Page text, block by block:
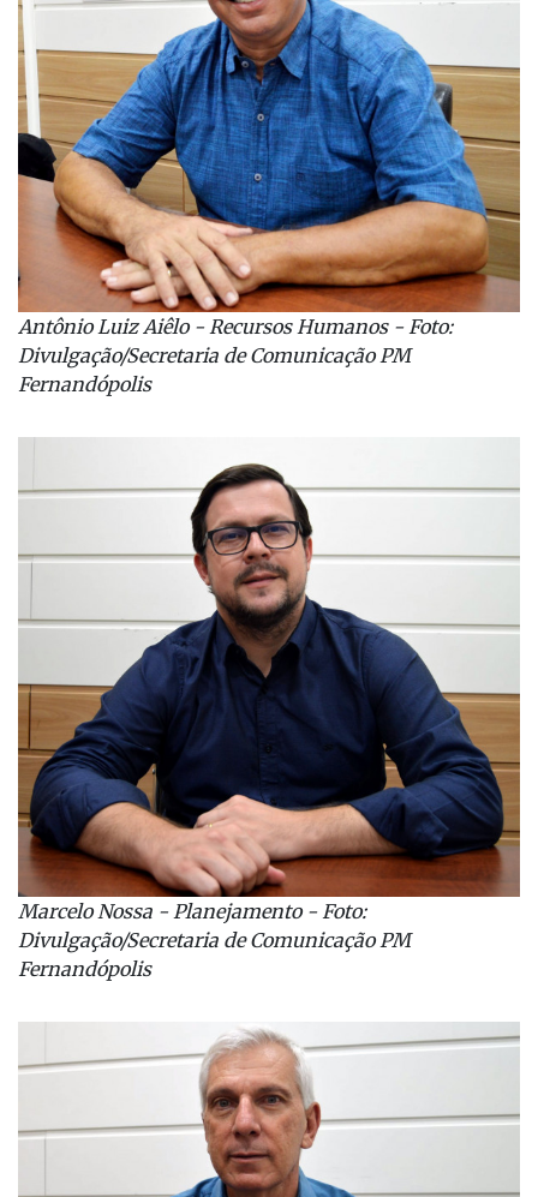
Antônio Luiz Aiêlo - Recursos Humanos - Foto:
Divulgação/Secretaria de Comunicação PM
Fernandópolis
Marcelo Nossa - Planejamento - Foto:
Divulgação/Secretaria de Comunicação PM
Fernandópolis